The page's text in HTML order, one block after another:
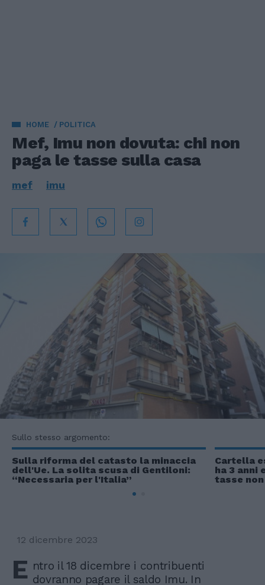
HOME POLITICA
Mef, Imu non dovuta: chi non
paga le tasse sulla casa
mef imu
Sullo stesso argomento:
Sulla riforma del catasto la minaccia
dell'Ue. La solita scusa di Gentiloni:
“Necessaria per l'Italia”
Cartella
ha 3 anni
tasse
12 dicembre 2023
E ntro il 18 dicembre i contribuenti
dovranno pagare il saldo Imu. In